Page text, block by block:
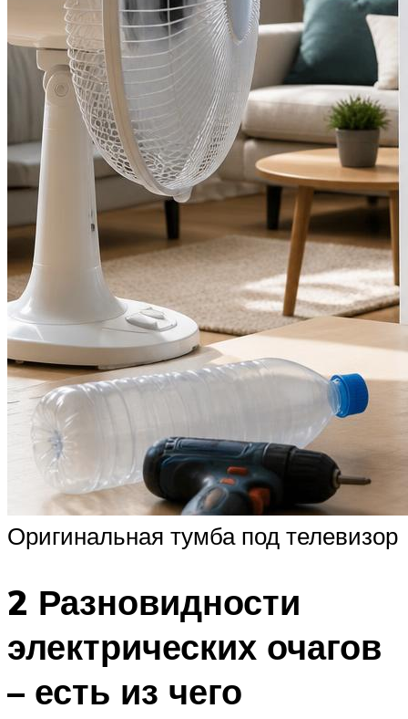
Оригинальная тумба под телевизор
2 Разновидности
электрических очагов
– есть из чего